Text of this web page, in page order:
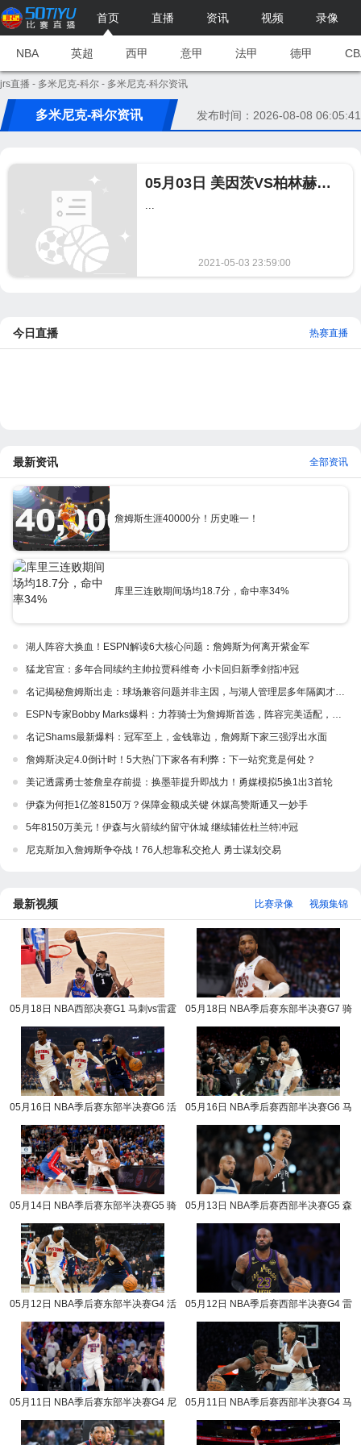
首页 直播 资讯 视频 录像
NBA 英超 西甲 意甲 法甲 德甲
jrs直播 - 多米尼克-科尔 - 多米尼克-科尔资讯
多米尼克-科尔资讯 发布时间：2026-08-08 06:05:41
05月03日 美因茨VS柏林赫塔 德甲直播 美因茨VS柏林赫塔比赛录像
...
2021-05-03 23:59:00
640
今日直播 热赛直播
最新资讯 全部资讯
詹姆斯生涯40000分！历史唯一！
库里三连败期间场均18.7分，命中率34%
湖人阵容大换血！ESPN解读6大核心问题：詹姆斯为何离开紫金军
猛龙官宣：多年合同续约主帅拉贾科维奇 小卡回归新季剑指冲冠
名记揭秘詹姆斯出走：球场兼容问题并非主因，与湖人管理层多年隔阂才是真正导火索
ESPN专家Bobby Marks爆料：力荐骑士为詹姆斯首选，阵容完美适配，家乡情怀加分
名记Shams最新爆料：冠军至上，金钱靠边，詹姆斯下家三强浮出水面
詹姆斯决定4.0倒计时！5大热门下家各有利弊：下一站究竟是何处？
美记透露勇士签詹皇存前提：换墨菲提升即战力！勇媒模拟5换1出3首轮
伊森为何拒1亿签8150万？保障金额成关键 休媒高赞斯通又一妙手
5年8150万美元！伊森与火箭续约留守休城 继续辅佐杜兰特冲冠
尼克斯加入詹姆斯争夺战！76人想靠私交抢人 勇士谋划交易
最新视频 视频集锦
比赛录像
05月18日 NBA西部决赛G1 马刺vs雷霆
05月18日 NBA季后赛东部半决赛G7 骑
05月16日 NBA季后赛东部半决赛G6 活
05月16日 NBA季后赛西部半决赛G6 马
05月14日 NBA季后赛东部半决赛G5 骑
05月13日 NBA季后赛西部半决赛G5 森
05月12日 NBA季后赛东部半决赛G4 活
05月12日 NBA季后赛西部半决赛G4 雷
05月11日 NBA季后赛东部半决赛G4 尼
05月11日 NBA季后赛西部半决赛G4 马